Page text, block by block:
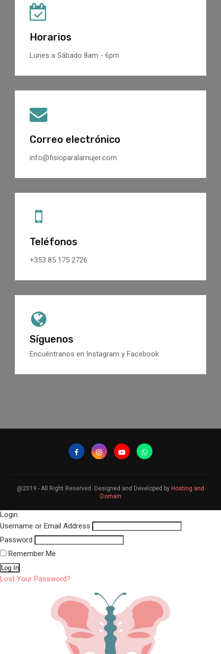
Horarios
Lunes a Sábado 8am - 6pm
Correo electrónico
info@fisioparalamujer.com
Teléfonos
+353 85 175 2726
Síguenos
Encuéntranos en Instagram y Facebook
@2019 - All Right Reserved. Designed and Developed by Hosting and
Domain
Login
Username or Email Address
Password
Remember Me
Lost Your Password?